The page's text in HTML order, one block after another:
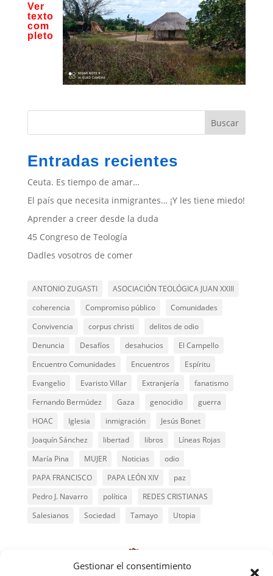
Gestionar el consentimiento
Ver
texto
com
pleto
Buscar
Entradas recientes
Ceuta. Es tiempo de amar…
El país que necesita inmigrantes… ¡Y les tiene miedo!
Aprender a creer desde la duda
45 Congreso de Teología
Dadles vosotros de comer
ANTONIO ZUGASTI
ASOCIACIÓN TEOLÓGICA JUAN XXIII
coherencia
Compromiso público
Comunidades
Convivencia
corpus christi
delitos de odio
Denuncia
Desafíos desahucios
El Campello
Encuentro Comunidades
Encuentros
Espíritu
Evangelio
Evaristo Villar Extranjería
fanatismo
Fernando Bermúdez
Gaza genocidio
guerra
HOAC
Iglesia inmigración
Jesús Bonet
Joaquín Sánchez
libertad libros
Líneas Rojas
María Pina
MUJER Noticias
odio
PAPA FRANCISCO
PAPA LEÓN XIV
paz
Pedro J. Navarro
política
REDES CRISTIANAS
Salesianos
Sociedad Tamayo Utopia